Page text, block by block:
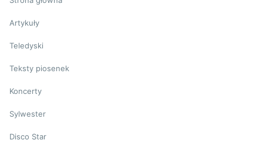
Artykuły
Teledyski
Teksty piosenek
Koncerty
Sylwester
Disco Star